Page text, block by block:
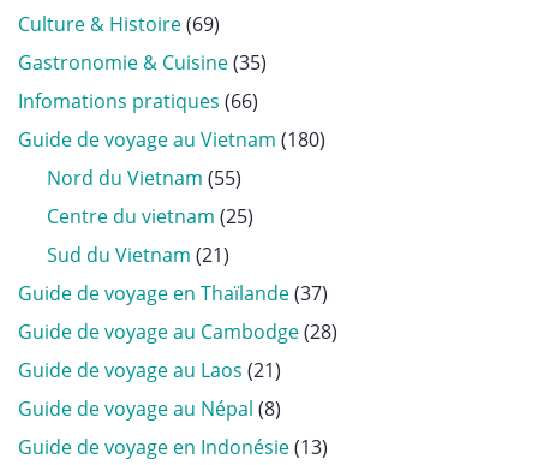
Culture & Histoire(69)
Gastronomie & Cuisine(35)
Infomations pratiques (66)
Guide de voyage au Vietnam (180)
Nord du Vietnam (55)
Centre du vietnam (25)
Sud du Vietnam (21)
Guide de voyage en Thaïlande(37)
Guide de voyage au Cambodge(28)
Guide de voyage au Laos (21)
Guide de voyage au Népal (8)
Guide de voyage en Indonésie(13)